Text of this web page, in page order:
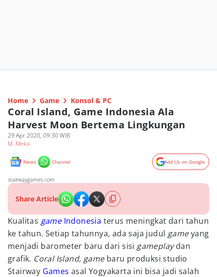
Home Game Konsol & PC
Coral Island, Game Indonesia Ala
Harvest Moon Bertema Lingkungan
29 Apr 2020, 09:30 WIB
M. Meka
News Channel Add Us on Google
stairwaygames.com
Share Article
Kualitas gameIndonesia terus meningkat dari tahun
ke tahun. Setiap tahunnya, ada saja judul gameyang
menjadi barometer baru dari sisi gameplaydan
grafik. Coral Island, gamebaru produksi studio
Stairway Games asal Yogyakarta ini bisa jadi salah